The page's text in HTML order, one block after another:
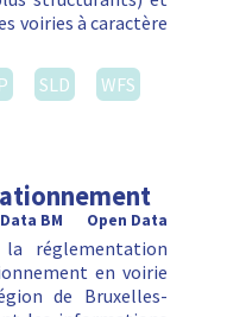
voiries à caractère
SLD
WFS
Open Data
Data BM
réglementation
en voirie
de Bruxelles-